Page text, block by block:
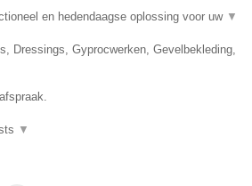
en hedendaagse oplossing voor uw ▼
Dressings, Gyprocwerken, Gevelbekleding,
▼